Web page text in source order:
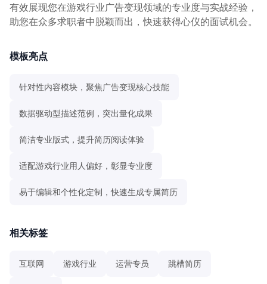
有效展现您在游戏行业广告变现领域的专业度与实战经验，
助您在众多求职者中脱颖而出，快速获得心仪的面试机会。
模板亮点
针对性内容模块，聚焦广告变现核心技能
数据驱动型描述范例，突出量化成果
简洁专业版式，提升简历阅读体验
适配游戏行业用人偏好，彰显专业度
易于编辑和个性化定制，快速生成专属简历
相关标签
互联网 游戏行业 运营专员 跳槽简历